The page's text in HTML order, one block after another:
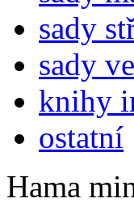
sady
sady
knihy
ostatní
Hama